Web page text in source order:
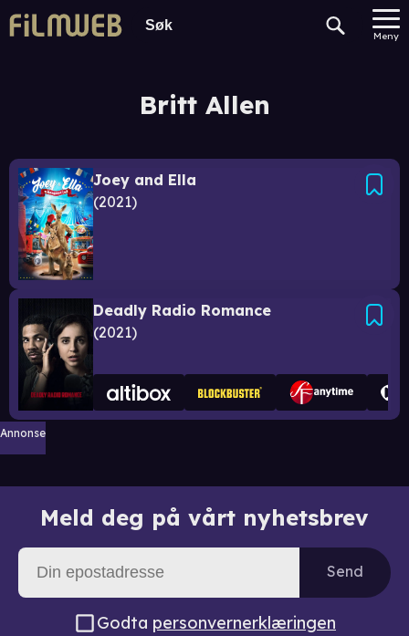
Meny
Britt Allen
Joey and Ella
2021
Deadly Radio Romance
2021
Annonse
Meld deg på vårt nyhetsbrev
Send
Godta personvernerklæringen